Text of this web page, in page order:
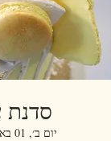
סדנת
יום ב׳, 01 באפר׳